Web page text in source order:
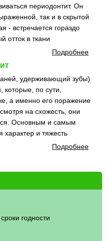
годности
периодонтит. Он
так и в скрытой
- встречается гораздо
отток в ткани
Подробнее
удерживающий зубы)
которые, по сути,
а именно его поражение
на схожесть, они
Основным и самым
и тяжесть
Подробнее